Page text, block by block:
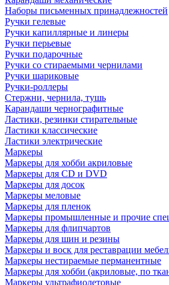
Наборы письменных принадлежностей
Ручки гелевые
Ручки капиллярные и линеры
Ручки перьевые
Ручки подарочные
Ручки со стираемыми чернилами
Ручки шариковые
Ручки-роллеры
Стержни, чернила, тушь
Карандаши чернографитные
Ластики, резинки стирательные
Ластики классические
Ластики электрические
Маркеры
Маркеры для хобби акриловые
Маркеры для CD и DVD
Маркеры для досок
Маркеры меловые
Маркеры для пленок
Маркеры промышленные и прочие
Маркеры для флипчартов
Маркеры для шин и резины
Маркеры и воск для реставрации
Маркеры нестираемые перманентные
Маркеры для хобби (акриловые, по
Маркеры ультрафиолетовые